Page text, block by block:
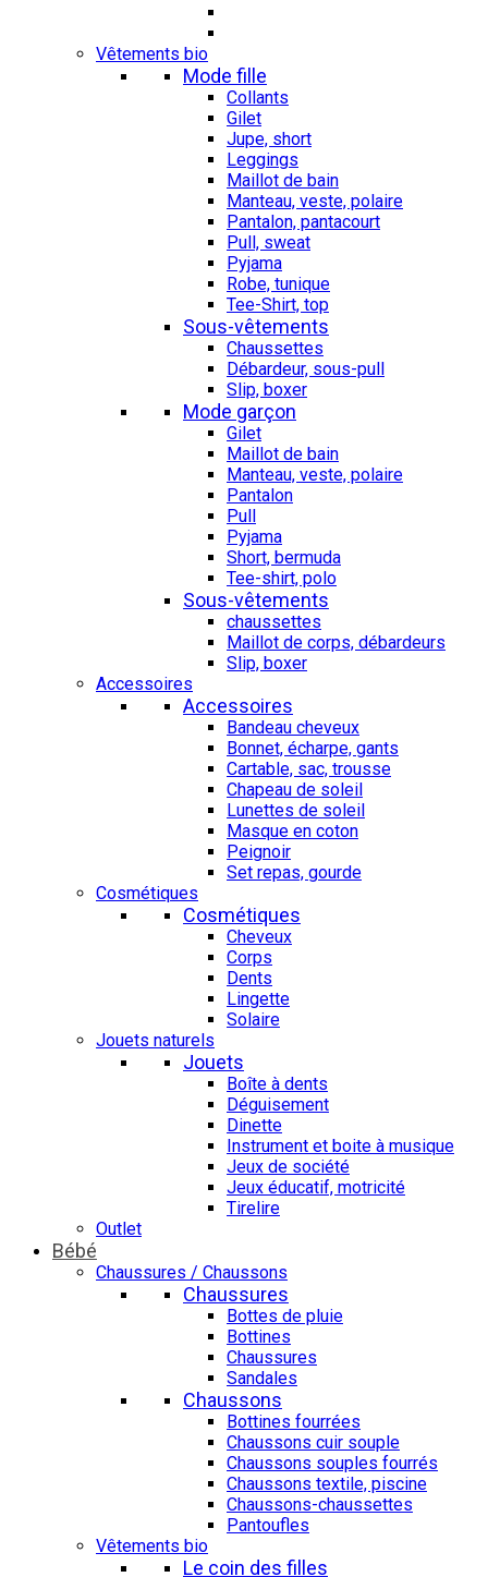
Vêtements bio
Mode fille
Collants
Gilet
Jupe, short
Leggings
Maillot de bain
Manteau, veste, polaire
Pantalon, pantacourt
Pull, sweat
Pyjama
Robe, tunique
Tee-Shirt, top
Sous-vêtements
Chaussettes
Débardeur, sous-pull
Slip, boxer
Mode garçon
Gilet
Maillot de bain
Manteau, veste, polaire
Pantalon
Pull
Pyjama
Short, bermuda
Tee-shirt, polo
Sous-vêtements
chaussettes
Maillot de corps, débardeurs
Slip, boxer
Accessoires
Accessoires
Bandeau cheveux
Bonnet, écharpe, gants
Cartable, sac, trousse
Chapeau de soleil
Lunettes de soleil
Masque en coton
Peignoir
Set repas, gourde
Cosmétiques
Cosmétiques
Cheveux
Corps
Dents
Lingette
Solaire
Jouets naturels
Jouets
Boîte à dents
Déguisement
Dinette
Instrument et boite à musique
Jeux de société
Jeux éducatif, motricité
Tirelire
Outlet
Bébé
Chaussures / Chaussons
Chaussures
Bottes de pluie
Bottines
Chaussures
Sandales
Chaussons
Bottines fourrées
Chaussons cuir souple
Chaussons souples fourrés
Chaussons textile, piscine
Chaussons-chaussettes
Pantoufles
Vêtements bio
Le coin des filles